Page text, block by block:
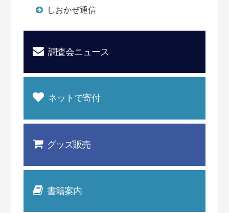
しおかぜ通信
調査会ニュース
ネットで寄付
グッズ販売
書籍案内